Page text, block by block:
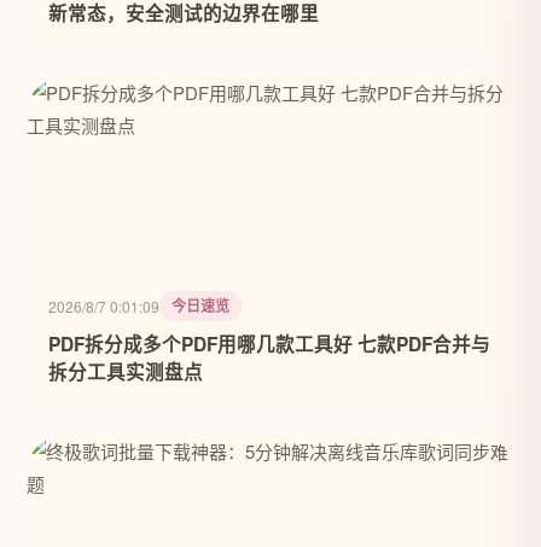
新常态，安全测试的边界在哪里
2026/8/7 0:01:09 今日速览
PDF拆分成多个PDF用哪几款工具好 七款PDF合并与
拆分工具实测盘点